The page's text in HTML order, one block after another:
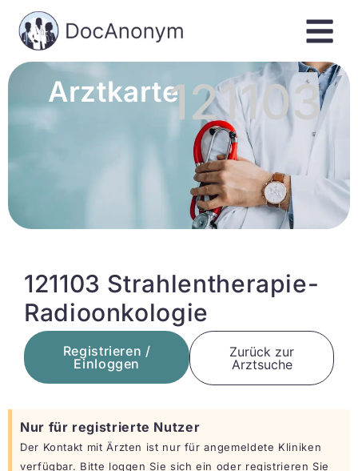
Arztkarte121103
121103 Strahlentherapie-
Radioonkologie
Registrieren /
Einloggen
Zurück zur
Arztsuche
Nur für registrierte Nutzer
Der Kontakt mit Ärzten ist nur für angemeldete Kliniken
verfügbar. Bitte loggen Sie sich ein oder registrieren Sie